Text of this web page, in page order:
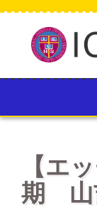
へ
ッ
【エ
期 山